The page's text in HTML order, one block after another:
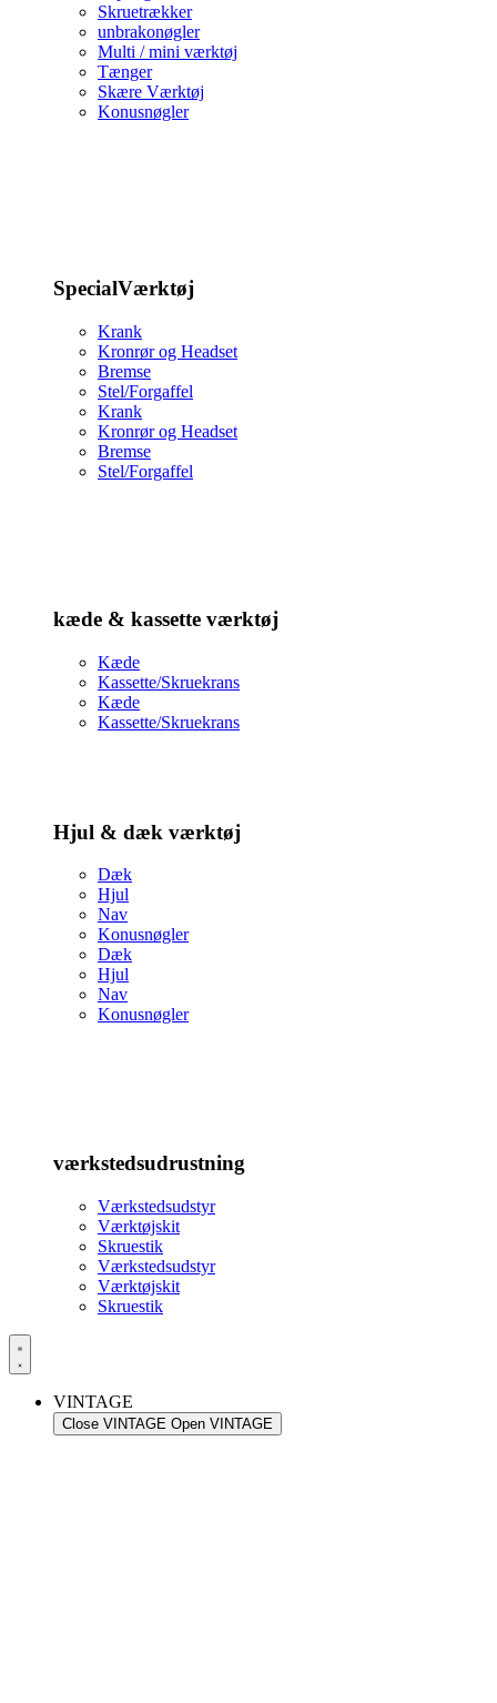
Skruetrækker
unbrakonøgler
Multi / mini værktøj
Tænger
Skære Værktøj
Konusnøgler
SpecialVærktøj
Krank
Kronrør og Headset
Bremse
Stel/Forgaffel
Krank
Kronrør og Headset
Bremse
Stel/Forgaffel
kæde & kassette værktøj
Kæde
Kassette/Skruekrans
Kæde
Kassette/Skruekrans
Hjul & dæk værktøj
Dæk
Hjul
Nav
Konusnøgler
Dæk
Hjul
Nav
Konusnøgler
værkstedsudrustning
Værkstedsudstyr
Værktøjskit
Skruestik
Værkstedsudstyr
Værktøjskit
Skruestik
VINTAGE
Close VINTAGE Open VINTAGE